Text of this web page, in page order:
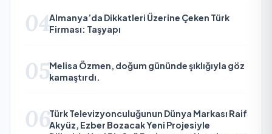
04Almanya’da Dikkatleri Üzerine Çeken Türk
Firması: Taşyapı
05Melisa Özmen, doğum gününde şıklığıyla göz
kamaştırdı.
06Türk Televizyonculuğunun Dünya Markası Raif
Akyüz, Ezber Bozacak Yeni Projesiyle